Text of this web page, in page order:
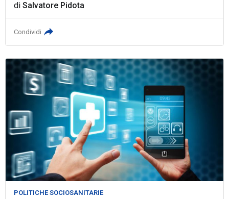
diSalvatore Pidota
Condividi
POLITICHE SOCIOSANITARIE